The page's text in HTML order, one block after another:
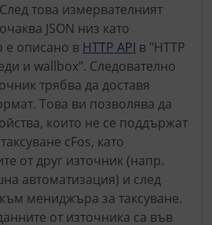
това измервателният
JSON низ като
е описано в HTTP API в "HTTP
и wallbox". Следователно
трябва да доставя
Това ви позволява да
които не се поддържат
cFos, като
от друг източник (напр.
автоматизация) и след
мениджъра за таксуване.
от източника са във